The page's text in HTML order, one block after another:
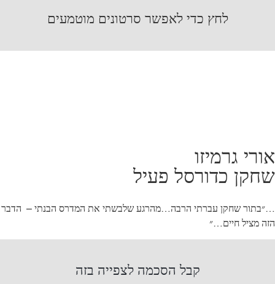
לחץ כדי לאפשר סרטונים מוטמעים
אורי גרמיזו
שחקן כדורסל פעיל
…״בתור שחקן עברתי הרבה…מהרגע שלבשתי את המדרס הבנתי – הדבר
הזה מציל חיים…״
קבל הסכמה לצפייה בזה